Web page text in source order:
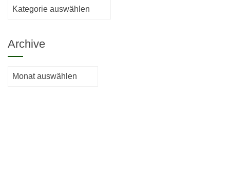
Kategorien
Archive
Archive